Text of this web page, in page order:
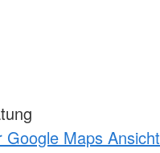
Google Maps Ansicht